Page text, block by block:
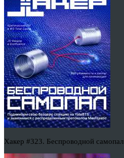
Хакер #323. Беспроводной самопал